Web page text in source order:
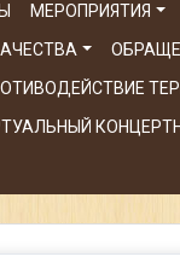
МЕРОПРИЯТИЯ